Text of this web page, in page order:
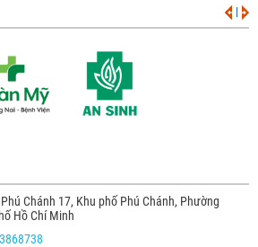
Chánh 17, Khu phố Phú Chánh, Phường
Hồ Chí Minh